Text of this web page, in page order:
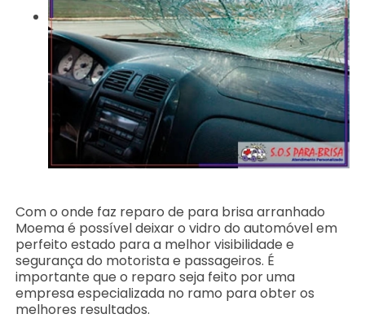
Com o onde faz reparo de para brisa arranhado
Moema é possível deixar o vidro do automóvel em
perfeito estado para a melhor visibilidade e
segurança do motorista e passageiros. É
importante que o reparo seja feito por uma
empresa especializada no ramo para obter os
melhores resultados.